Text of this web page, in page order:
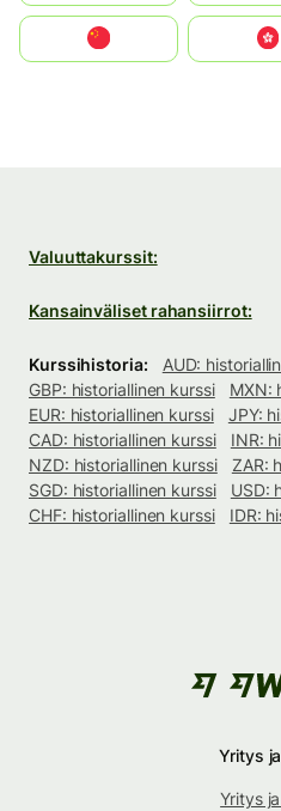
中國香港特別行政區
Valuuttakurssit:
Kansainväliset rahansiirrot:
Kurssihistoria:
AUD:
GBP: historiallinen kurssi
MXN:
EUR: historiallinen kurssi
JPY:
CAD: historiallinen kurssi
INR:
NZD: historiallinen kurssi
ZAR:
SGD: historiallinen kurssi
USD:
CHF: historiallinen kurssi
IDR:
Yritys
Yritys